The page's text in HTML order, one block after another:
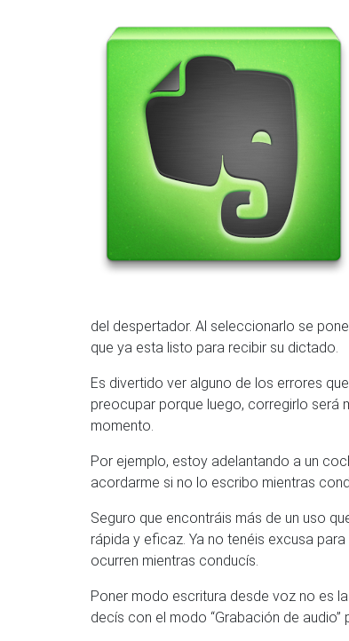
del despertador. Al seleccionarlo se
que ya esta listo para recibir su dictado.
Es divertido ver alguno de los errores
preocupar porque luego, corregirlo será
momento.
Por ejemplo, estoy adelantando a un
acordarme si no lo escribo mientras
Seguro que encontráis más de un uso
rápida y eficaz. Ya no tenéis excusa
ocurren mientras conducís.
Poner modo escritura desde voz no es
decís con el modo “Grabación de